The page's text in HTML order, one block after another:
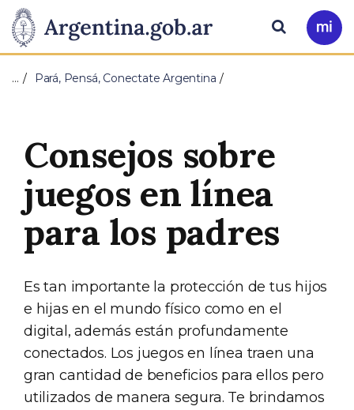
Presidencia
de
Nación
Pasar al contenido principal
Ir
a
Buscar
… Pará, Pensá, Conectate Argentina
Consejos sobre
juegos en línea
para los padres
Es tan importante la protección de tus hijos
e hijas en el mundo físico como en el
digital, además están profundamente
conectados. Los juegos en línea traen una
gran cantidad de beneficios para ellos pero
utilizados de manera segura. Te brindamos